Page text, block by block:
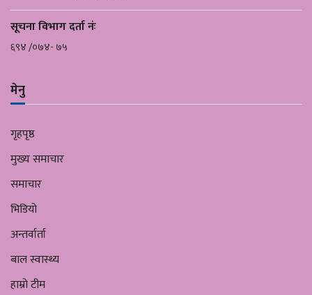
सूचना विभाग दर्ता नंः
६९४ /०७४- ७५
मेनु
गृहपृष्ठ
मुख्य समाचार
समाचार
भिडियो
अन्तर्वार्ता
बाल स्वास्थ्य
हाम्रो टीम